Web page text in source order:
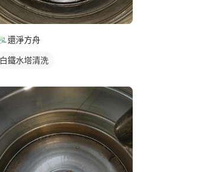
還淨方舟
白鐵水塔清洗